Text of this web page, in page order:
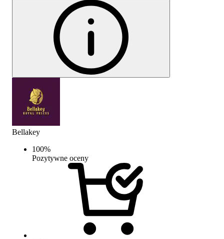
Bellakey
100%
Pozytywne oceny